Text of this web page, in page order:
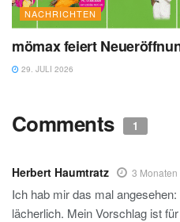
NACHRICHTEN
mömax feiert
29. JULI 2026
Comments 1
Herbert Haumtratz 3 Monaten
Ich hab mir das mal
lächerlich. Mein Vorschlag ist